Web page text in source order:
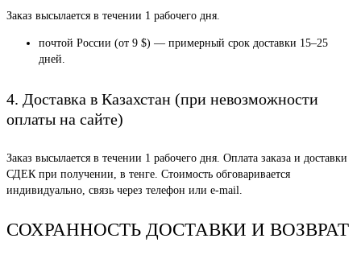
Заказ высылается в течении 1 рабочего дня.
почтой России (от 9 $) — примерный срок доставки 15–25
дней.
4. Доставка в Казахстан (при невозможности
оплаты на сайте)
Заказ высылается в течении 1 рабочего дня. Оплата заказа и доставки
СДЕК при получении, в тенге. Стоимость обговаривается
индивидуально, связь через телефон или e-mail.
СОХРАННОСТЬ ДОСТАВКИ И ВОЗВРАТ